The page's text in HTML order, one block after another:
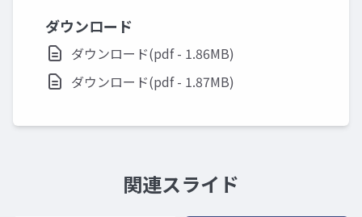
ダウンロード
ダウンロード(pdf - 1.86MB)
ダウンロード(pdf - 1.87MB)
関連スライド